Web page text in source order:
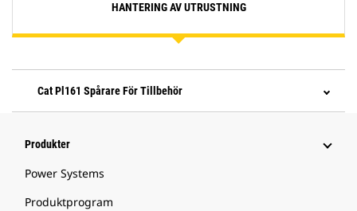
HANTERING AV UTRUSTNING
Cat Pl161 Spårare För Tillbehör
Produkter
Power Systems
Produktprogram